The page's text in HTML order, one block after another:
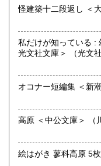
沿線名：しなの鉄道
営業時間：12:00〜
定休日：火・水曜日(
◇近隣であれば書籍
の持ち込み、あるい
買取が出来る本とそ
取り扱い分野
私だけが知っている :
光文社文庫＞
高原
絵はがき 蓼科高原 5